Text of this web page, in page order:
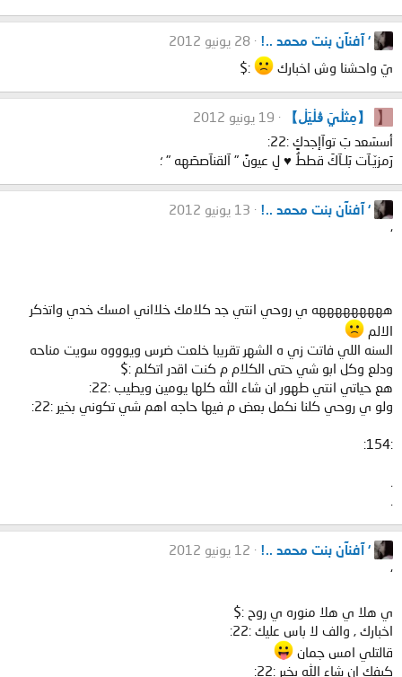
‘ آفنآن بنت محمد ..!
28 يونيو 2012
يَ واحشنا وش اخبارك
:$
【 【مِثڶيَ ڨڶيَڶ】
19 يونيو 2012
أسسَعد بَ توآإجدكٍ :22:
رَمزيّـآت بَلـآكَ قططُ ♥ لِ عيونً " آلقنآصصَهه " ؛
‘ آفنآن بنت محمد ..!
13 يونيو 2012
‘
هههههههههه ي روحي انتي جد كلامك خلااني امسك خدي واتذكر
الالم
السنه اللي فاتت زي ه الشهر تقريبا خلعت ضرس ويوووه سويت مناحه
ودلع وكل ابو شي حتى الكلام م كنت اقدر اتكلم :$
هع حياتي انتي طهور ان شاء الله كلها يومين ويطيب :22:
ولو ي روحي كلنا نكمل بعض م فيها حاجه اهم شي تكوني بخير :22:
:154:
‘ آفنآن بنت محمد ..!
12 يونيو 2012
‘
ي هلا ي هلا منوره ي روح :$
اخبارك , والف لا باس عليك :22:
قالتلي امس جمان
كيفك ان شاء الله بخير :22: